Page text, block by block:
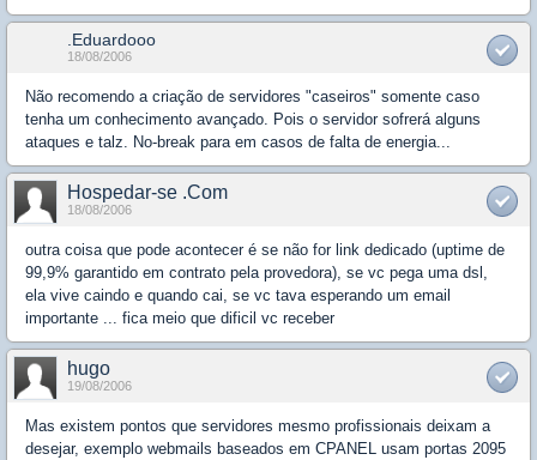
.Eduardooo
18/08/2006
Não recomendo a criação de servidores "caseiros" somente caso
tenha um conhecimento avançado. Pois o servidor sofrerá alguns
ataques e talz. No-break para em casos de falta de energia...
Hospedar-se .Com
18/08/2006
outra coisa que pode acontecer é se não for link dedicado (uptime de
99,9% garantido em contrato pela provedora), se vc pega uma dsl,
ela vive caindo e quando cai, se vc tava esperando um email
importante ... fica meio que dificil vc receber
hugo
19/08/2006
Mas existem pontos que servidores mesmo profissionais deixam a
desejar, exemplo webmails baseados em CPANEL usam portas 2095